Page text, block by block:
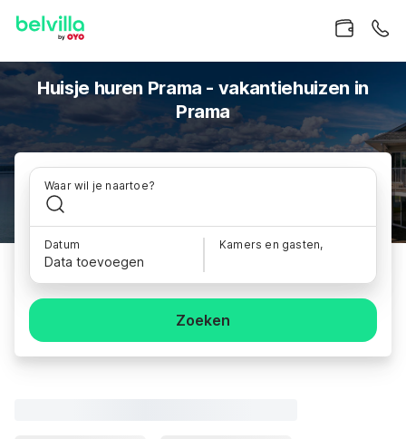
Huisje huren Prama - vakantiehuizen in
Prama
Waar wil je naartoe?
Datum
Data toevoegen
Kamers en gasten,
Zoeken